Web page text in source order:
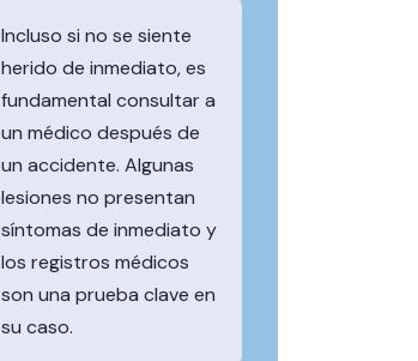
Incluso si no se siente
herido de inmediato, es
fundamental consultar a
un médico después de
un accidente. Algunas
lesiones no presentan
síntomas de inmediato y
los registros médicos
son una prueba clave en
su caso.